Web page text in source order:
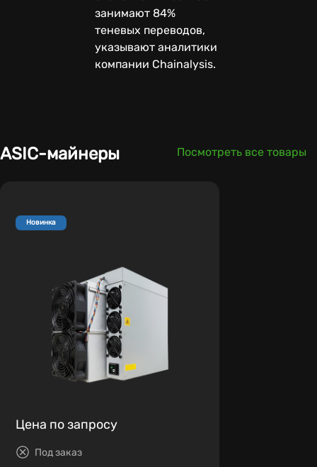
занимают 84%
теневых переводов,
указывают аналитики
компании Chainalysis.
ASIC-майнеры Посмотреть все товары
Новинка
Цена по запросу
Под заказ